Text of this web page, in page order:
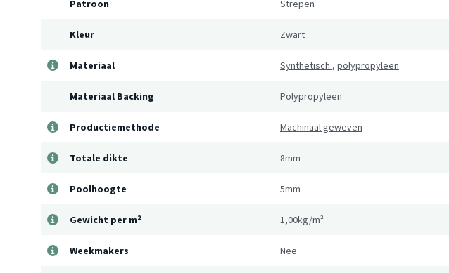
Patroon Strepen
Kleur Zwart
Materiaal Synthetisch , polypropyleen
Materiaal Backing Polypropyleen
Productiemethode Machinaal geweven
Totale dikte 8mm
Poolhoogte 5mm
Gewicht per m² 1,00kg/m²
Weekmakers Nee